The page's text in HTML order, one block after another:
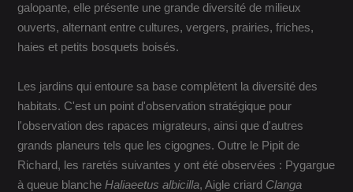
galopante, elle présente une grande diversité de milieux
ouverts, alternant entre cultures, vergers, prairies, friches,
haies et petits bosquets boisés.
Les jardins qui entoure sa base complètent la diversité des
habitats. C'est un point d'observation stratégique pour
l'observation des rapaces migrateurs, ainsi que d'autres
grands planeurs tels que les cigognes. Outre le Pipit de
Richard, les raretés suivantes y ont été observées : Pygargue
à queue blancheHaliaeetus albicilla, Aigle criard Clanga